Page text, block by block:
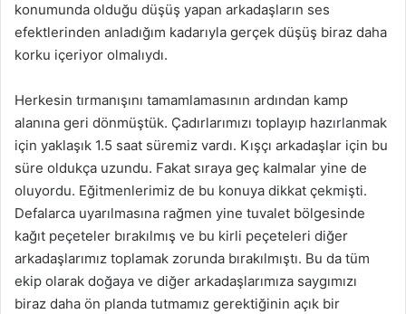
konumunda olduğu düşüş yapan arkadaşların ses
efektlerinden anladığım kadarıyla gerçek düşüş biraz daha
korku içeriyor olmalıydı.
Herkesin tırmanışını tamamlamasının ardından kamp
alanına geri dönmüştük. Çadırlarımızı toplayıp hazırlanmak
için yaklaşık 1.5 saat süremiz vardı. Kışçı arkadaşlar için bu
süre oldukça uzundu. Fakat sıraya geç kalmalar yine de
oluyordu. Eğitmenlerimiz de bu konuya dikkat çekmişti.
Defalarca uyarılmasına rağmen yine tuvalet bölgesinde
kağıt peçeteler bırakılmış ve bu kirli peçeteleri diğer
arkadaşlarımız toplamak zorunda bırakılmıştı. Bu da tüm
ekip olarak doğaya ve diğer arkadaşlarımıza saygımızı
biraz daha ön planda tutmamız gerektiğinin açık bir